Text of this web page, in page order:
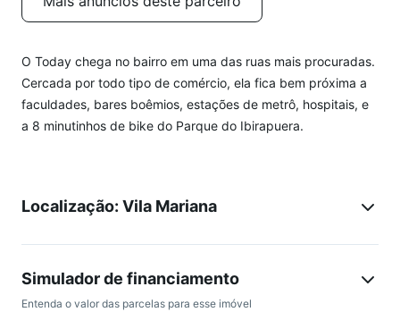
O Today chega no bairro em uma das ruas mais procuradas.
Cercada por todo tipo de comércio, ela fica bem próxima a
faculdades, bares boêmios, estações de metrô, hospitais, e
a 8 minutinhos de bike do Parque do Ibirapuera.
Localização: Vila Mariana
Simulador de financiamento
Entenda o valor das parcelas para esse imóvel